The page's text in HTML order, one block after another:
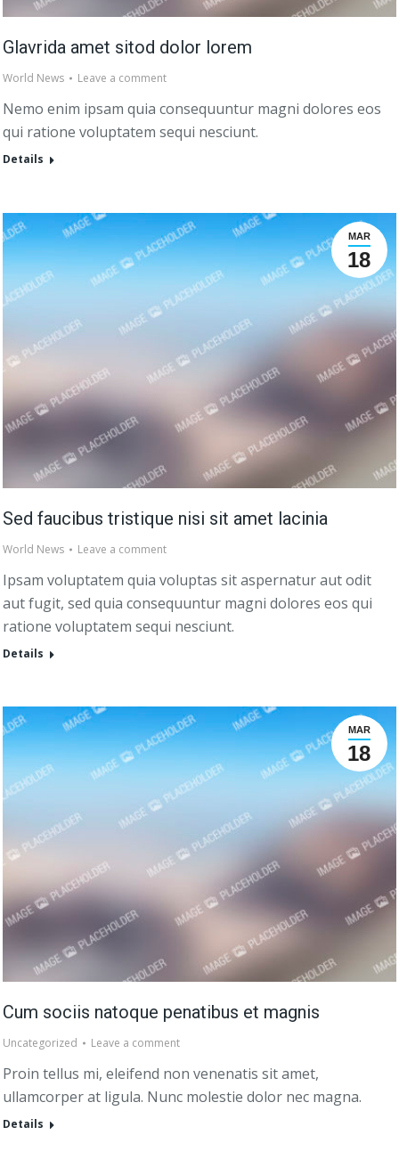
Glavrida amet sitod dolor lorem
World News Leave a comment
Nemo enim ipsam quia consequuntur magni dolores eos
qui ratione voluptatem sequi nesciunt.
Details
MAR
18
Sed faucibus tristique nisi sit amet lacinia
World News Leave a comment
Ipsam voluptatem quia voluptas sit aspernatur aut odit
aut fugit, sed quia consequuntur magni dolores eos qui
ratione voluptatem sequi nesciunt.
Details
MAR
18
Cum sociis natoque penatibus et magnis
Uncategorized Leave a comment
Proin tellus mi, eleifend non venenatis sit amet,
ullamcorper at ligula. Nunc molestie dolor nec magna.
Details